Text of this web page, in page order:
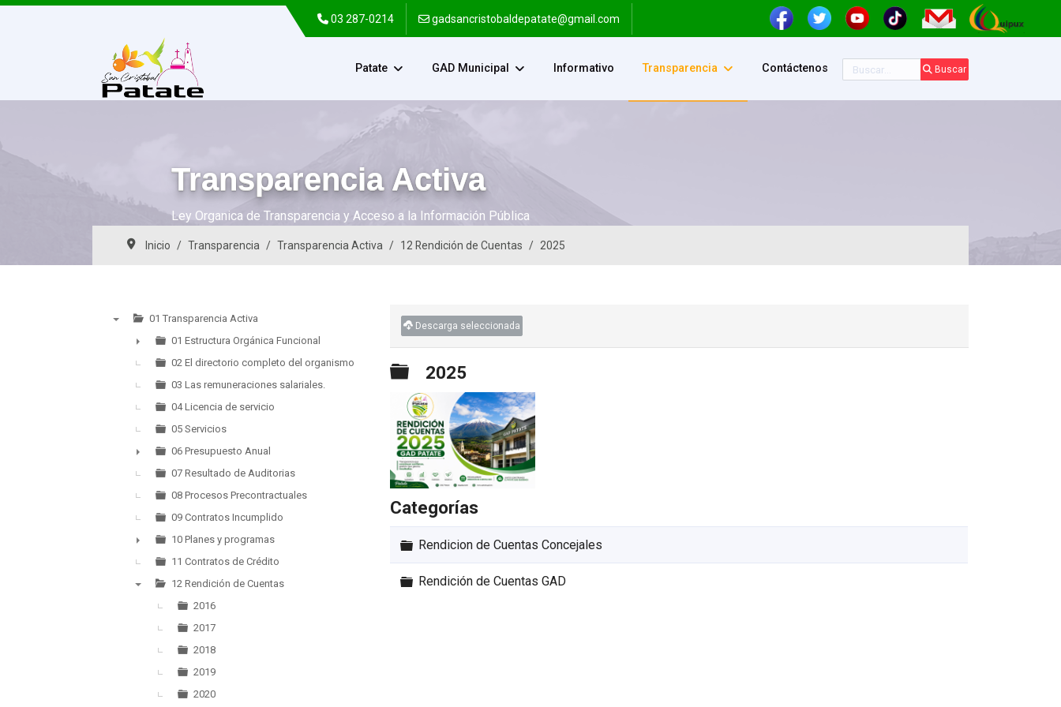
03 287-0214 gadsancristobaldepatate@gmail.com
Patate GAD Municipal Informativo Transparencia Contáctenos Buscar Buscar
Transparencia Activa
Ley Organica de Transparencia y Acceso a la Información Pública
Inicio Transparencia Transparencia Activa 12 Rendición de Cuentas 2025
01 Transparencia Activa
►
01 Estructura Orgánica Funcional
02 El directorio completo del organismo
03 Las remuneraciones salariales.
04 Licencia de servicio
05 Servicios
►
06 Presupuesto Anual
07 Resultado de Auditorias
08 Procesos Precontractuales
09 Contratos Incumplido
►
10 Planes y programas
11 Contratos de Crédito
12 Rendición de Cuentas
2016
2017
2018
2019
2020
Descarga seleccionada
Carpeta
2025
Categorías
Carpeta
Rendicion de Cuentas Concejales
Carpeta
Rendición de Cuentas GAD